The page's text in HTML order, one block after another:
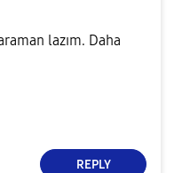
lazım. Daha
REPLY